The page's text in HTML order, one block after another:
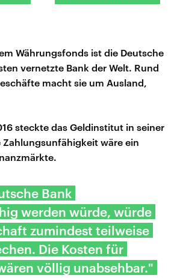
Währungsfonds ist die Deutsche
vernetzte Bank der Welt. Rund
macht sie um Ausland,
steckte das Geldinstitut in seiner
wäre ein
Bank
werden würde, würde
zumindest teilweise
Die Kosten für
völlig unabsehbar."